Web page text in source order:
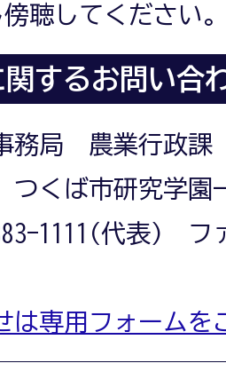
聴してください
関するお問い合
務局 農業行政課
くば市研究学園
1111(代表) フ
は専用フォームを